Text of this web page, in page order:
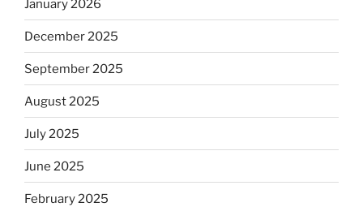
January 2026
December 2025
September 2025
August 2025
July 2025
June 2025
February 2025